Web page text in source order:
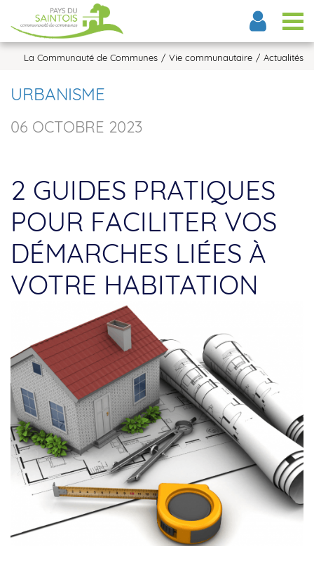
La Communauté de Communes Vie communautaire Actualités
URBANISME
06 OCTOBRE 2023
2 GUIDES PRATIQUES
POUR FACILITER VOS
DÉMARCHES LIÉES À
VOTRE HABITATION